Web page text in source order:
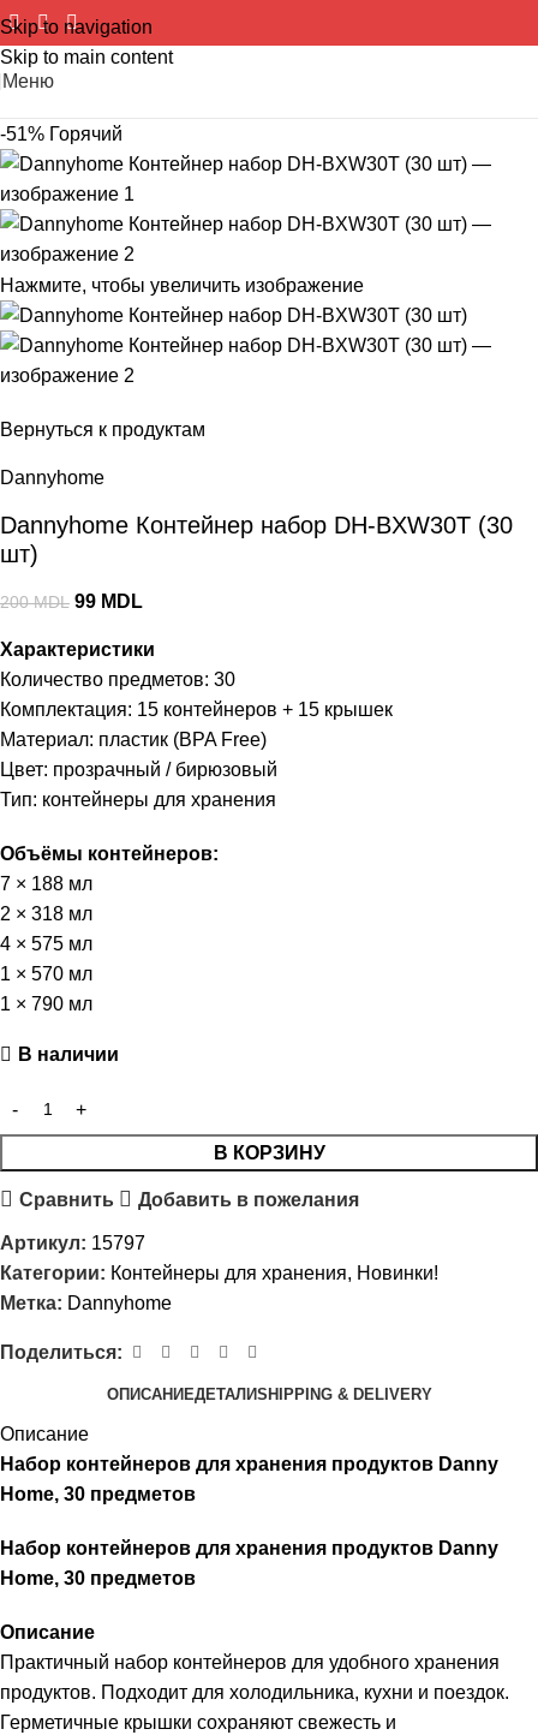
Skip to navigation
Skip to main content
Меню
-51% Горячий
Нажмите, чтобы увеличить изображение
Вернуться к продуктам
Dannyhome
Dannyhome Контейнер набор DH-BXW30T (30
шт)
200MDL 99 MDL
Характеристики
Количество предметов: 30
Комплектация: 15 контейнеров + 15 крышек
Материал: пластик (BPA Free)
Цвет: прозрачный / бирюзовый
Тип: контейнеры для хранения
Объёмы контейнеров:
7 × 188 мл
2 × 318 мл
4 × 575 мл
1 × 570 мл
1 × 790 мл
В наличии
В КОРЗИНУ
Сравнить Добавить в пожелания
Артикул: 15797
Категории: Контейнеры для хранения, Новинки!
Метка: Dannyhome
Поделиться:
ОПИСАНИЕДЕТАЛИSHIPPING & DELIVERY
Описание
Набор контейнеров для хранения продуктов Danny
Home, 30 предметов
Набор контейнеров для хранения продуктов Danny
Home, 30 предметов
Описание
Практичный набор контейнеров для удобного хранения
продуктов. Подходит для холодильника, кухни и поездок.
Герметичные крышки сохраняют свежесть и